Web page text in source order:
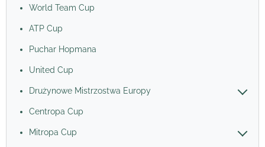
World Team Cup
ATP Cup
Puchar Hopmana
United Cup
Drużynowe Mistrzostwa Europy
Centropa Cup
Mitropa Cup